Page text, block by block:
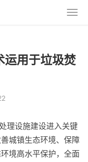
运用于垃圾焚
理设施建设进入关键
城镇生态环境、保障
境高水平保护，全面